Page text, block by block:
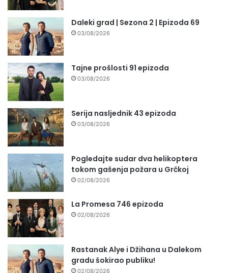
Daleki grad | Sezona 2 | Epizoda 69
03/08/2026
Tajne prošlosti 91 epizoda
03/08/2026
Serija nasljednik 43 epizoda
03/08/2026
Pogledajte sudar dva helikoptera
tokom gašenja požara u Grčkoj
02/08/2026
La Promesa 746 epizoda
02/08/2026
Rastanak Alye i Džihana u Dalekom
gradu šokirao publiku!
02/08/2026